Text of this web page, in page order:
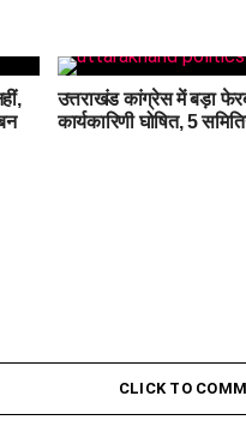
उत्तराखंड कांग्रेस में बड़ा
कार्यकारिणी घोषित, 5
CLICK TO